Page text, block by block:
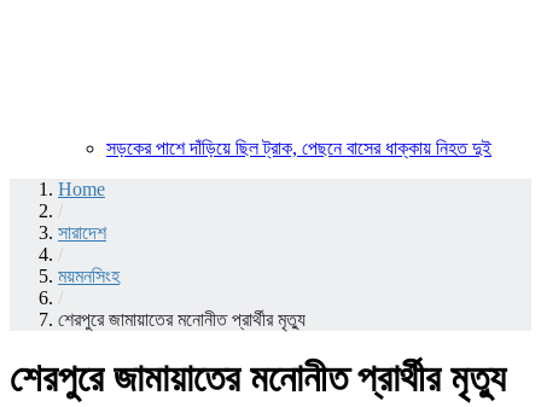
সড়কের পাশে দাঁড়িয়ে ছিল ট্রাক, পেছনে বাসের ধাক্কায় নিহত দুই
Home
/
সারাদেশ
/
ময়মনসিংহ
/
শেরপুরে জামায়াতের মনোনীত প্রার্থীর মৃত্যু
শেরপুরে জামায়াতের মনোনীত প্রার্থীর মৃত্যু